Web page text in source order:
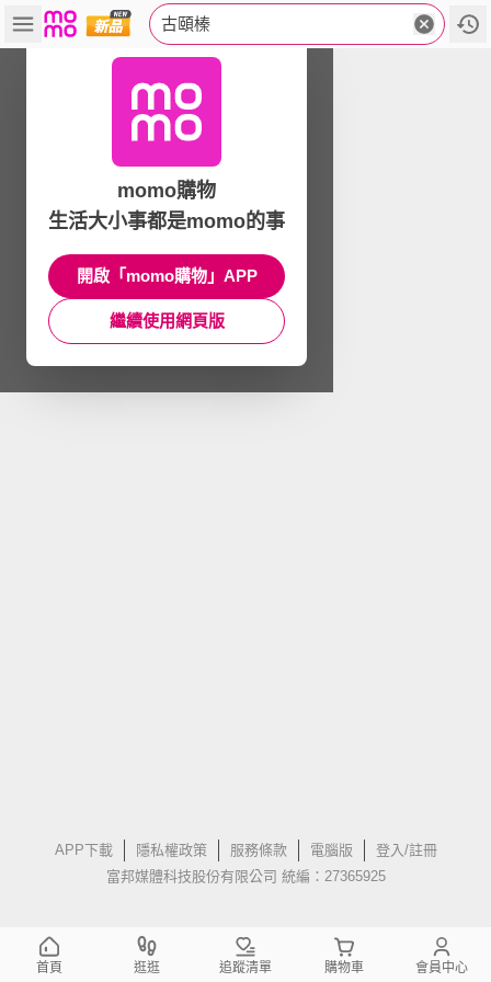
古頤榛
APP下載 隱私權政策 服務條款 電腦版
登入/註冊
富邦媒體科技股份有限公司 統編：27365925
momo購物
生活大小事都是momo的事
開啟「momo購物」APP
繼續使用網頁版
首頁 逛逛 追蹤清單 購物車 會員中心